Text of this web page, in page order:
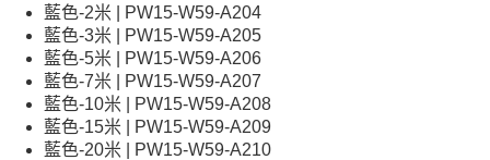
藍色-2米 | PW15-W59-A204
藍色-3米 | PW15-W59-A205
藍色-5米 | PW15-W59-A206
藍色-7米 | PW15-W59-A207
藍色-10米 | PW15-W59-A208
藍色-15米 | PW15-W59-A209
藍色-20米 | PW15-W59-A210